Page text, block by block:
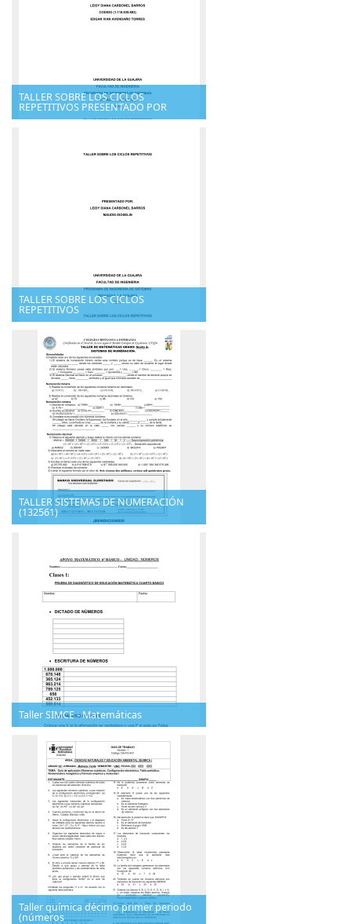
TALLER SOBRE LOS CICLOS
REPETITIVOS PRESENTADO POR
TALLER SOBRE LOS CICLOS
REPETITIVOS
TALLER SISTEMAS DE NUMERACIÓN
(132561)
Taller SIMCE - Matemáticas
Taller química décimo primer periodo
(números